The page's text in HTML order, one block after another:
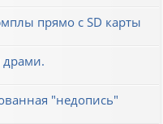
прямо с SD карты
драми.
"недопись"